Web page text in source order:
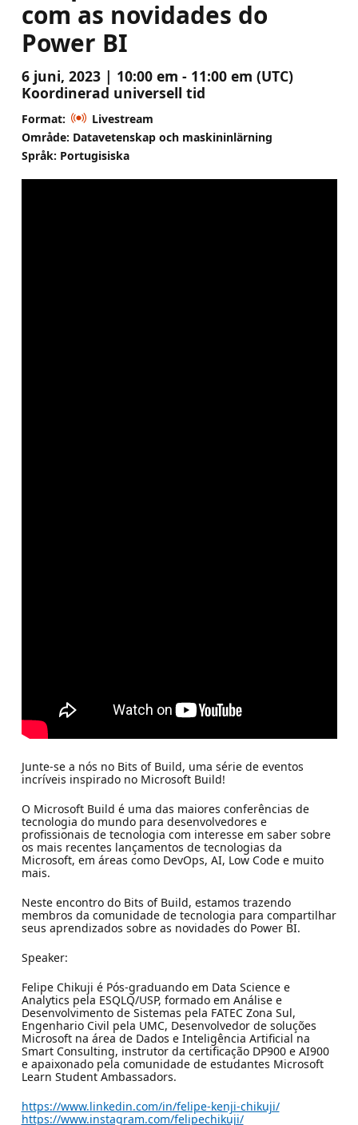
com as novidades do
Power BI
6 juni, 2023 | 10:00 em - 11:00 em (UTC)
Koordinerad universell tid
Format:
Livestream
Område: Datavetenskap och maskininlärning
Språk: Portugisiska
Junte-se a nós no Bits of Build, uma série de eventos
incríveis inspirado no Microsoft Build!
O Microsoft Build é uma das maiores conferências de
tecnologia do mundo para desenvolvedores e
profissionais de tecnologia com interesse em saber sobre
os mais recentes lançamentos de tecnologias da
Microsoft, em áreas como DevOps, AI, Low Code e muito
mais.
Neste encontro do Bits of Build, estamos trazendo
membros da comunidade de tecnologia para compartilhar
seus aprendizados sobre as novidades do Power BI.
Speaker:
Felipe Chikuji é Pós-graduando em Data Science e
Analytics pela ESQLQ/USP, formado em Análise e
Desenvolvimento de Sistemas pela FATEC Zona Sul,
Engenhario Civil pela UMC, Desenvolvedor de soluções
Microsoft na área de Dados e Inteligência Artificial na
Smart Consulting, instrutor da certificação DP900 e AI900
e apaixonado pela comunidade de estudantes Microsoft
Learn Student Ambassadors.
https://www.linkedin.com/in/felipe-kenji-chikuji/
https://www.instagram.com/felipechikuji/